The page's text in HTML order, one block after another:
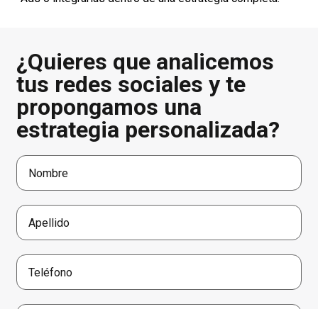
¿Quieres que analicemos
tus redes sociales y te
propongamos una
estrategia personalizada?